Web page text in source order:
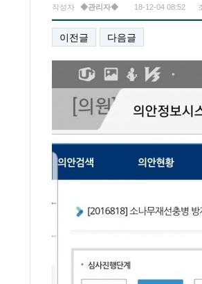
페이지 정보
작성자 ◆관리자◆ 18-12-04 08:52
이전글 다음글
본문